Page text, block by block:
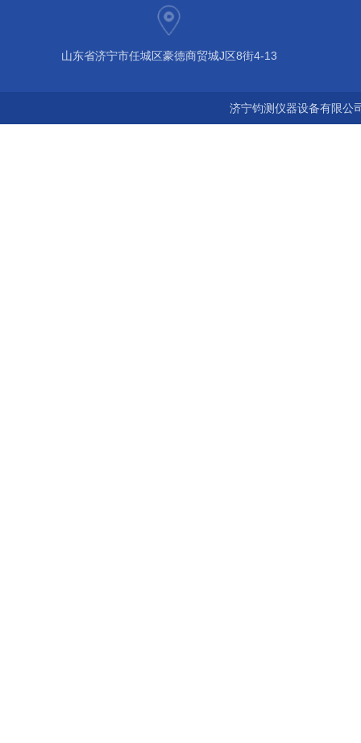
山东省济宁市任城区豪德商贸城J区8街4-13
济宁钧测仪器设备有限